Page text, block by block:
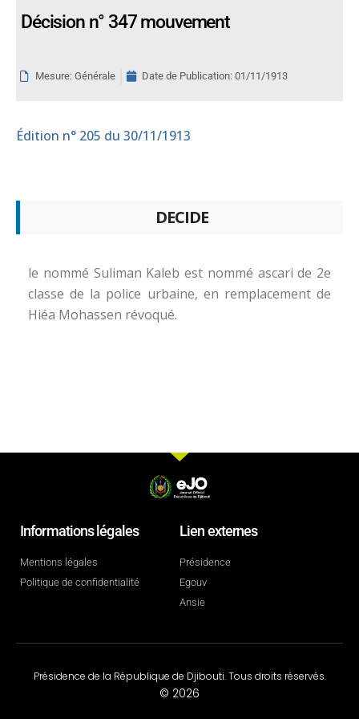
Décision n° 347 mouvement
Mesure: Générale Date de Publication: 01/11/1913
Édition n° 205 du 30/11/1913
DECIDE
le nommé Suliman Kaleb est nommé ascari de 2e
classe de la police urbaine, en remplacement de
Hiéa Mohassen révoqué.
Informations légales
Mentions légales
Politique de confidentialité
Lien externes
Présidence
Egouv
Ansie
Présidence de la République de Djibouti. Tous droits réservés.
© 2026